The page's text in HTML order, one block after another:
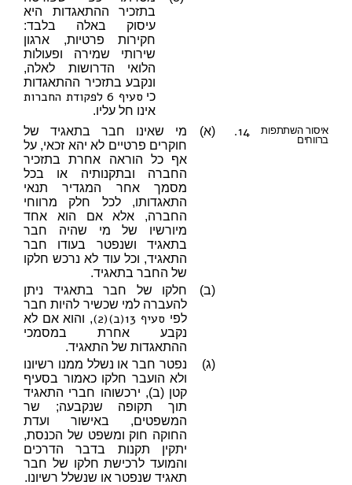
בתזכיר ההתאגדות היא
עיסוק באלה בלבד:
חקירות פרטיות, ארגון
שירותי שמירה ופעולות
הלואי הדרושות לאלה,
ונקבע בתזכיר ההתאגדות
כי סעיף 6 לפקודת החברות
אינו חל עליו.
14.
איסור השתתפות
ברווחים
(א)
מי שאינו חבר בתאגיד של
חוקרים פרטיים לא יהא זכאי, על
אף כל הוראה אחרת בתזכיר
החברה ובתקנותיה או בכל
מסמך אחר המגדיר תנאי
התאגדותו, לכל חלק מרווחי
החברה, אלא אם הוא אחד
מיורשיו של מי שהיה חבר
בתאגיד ושנפטר בעודו חבר
התאגיד, וכל עוד לא נרכש חלקו
של החבר בתאגיד.
(ב)
חלקו של חבר בתאגיד ניתן
להעברה למי שכשיר להיות חבר
לפי סעיף 13(ב)(2)
, והוא אם לא
נקבע אחרת במסמכי
ההתאגדות של התאגיד.
(ג)
נפטר חבר או נשלל ממנו רשיונו
ולא הועבר חלקו כאמור בסעיף
קטן (ב), ירכשוהו חברי התאגיד
תוך תקופה שנקבעה; שר
המשפטים, באישור ועדת
החוקה חוק ומשפט של הכנסת,
יתקין תקנות בדבר הדרכים
והמועד לרכישת חלקו של חבר
תאגיד שנפטר או שנשלל רשיונו.